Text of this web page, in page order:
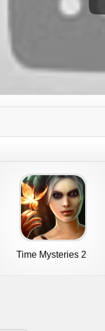
Time Mysteries 2